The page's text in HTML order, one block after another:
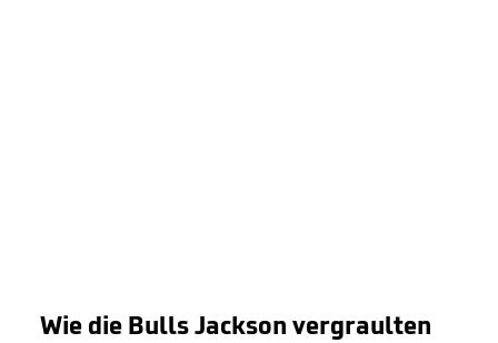
Wie die Bulls Jackson vergraulten